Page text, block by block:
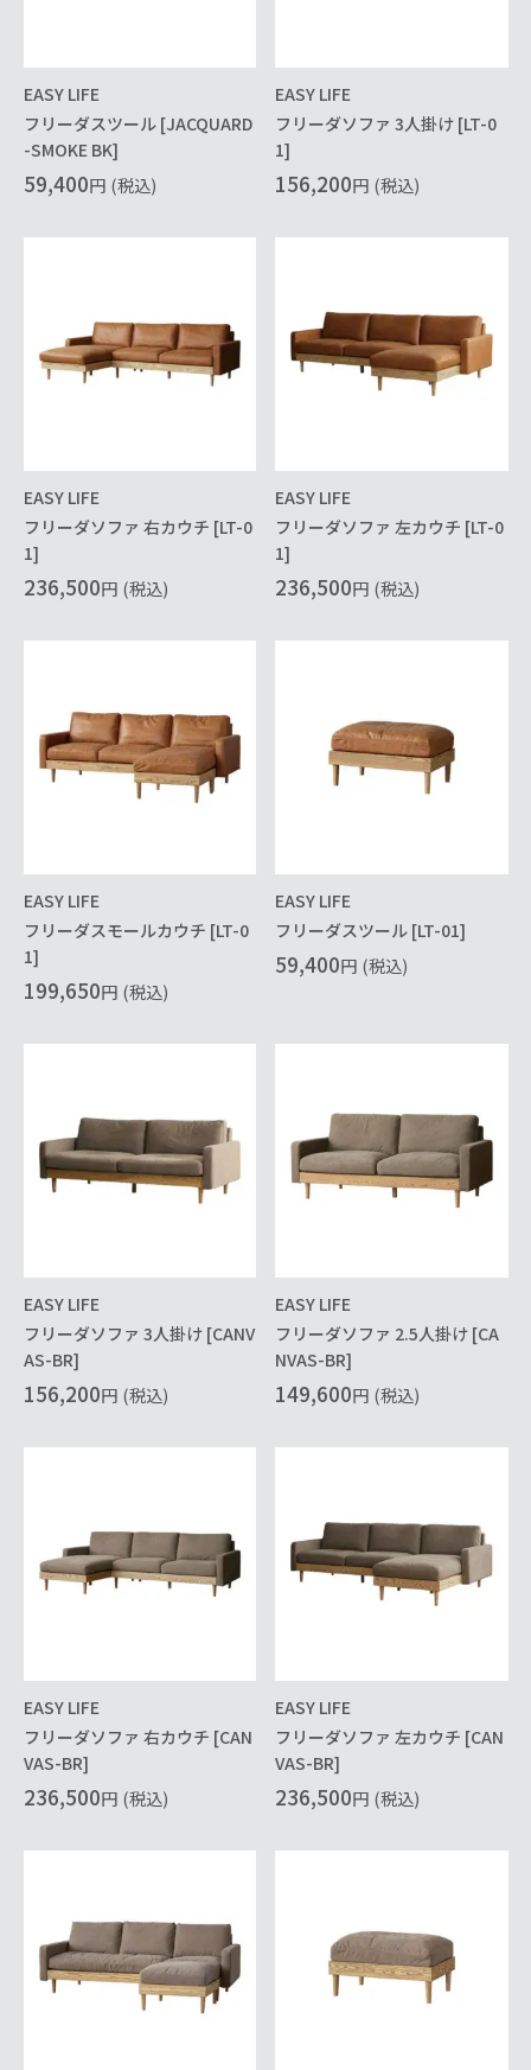
EASY LIFE
フリーダスツール [JACQUARD
-SMOKE BK]
59,400円 (税込)
EASY LIFE
フリーダソファ 3人掛け [LT-0
1]
156,200円 (税込)
EASY LIFE
フリーダソファ 右カウチ [LT-0
1]
236,500円 (税込)
EASY LIFE
フリーダソファ 左カウチ [LT-0
1]
236,500円 (税込)
EASY LIFE
フリーダスモールカウチ [LT-0
1]
199,650円 (税込)
EASY LIFE
フリーダスツール [LT-01]
59,400円 (税込)
EASY LIFE
フリーダソファ 3人掛け [CANV
AS-BR]
156,200円 (税込)
EASY LIFE
フリーダソファ 2.5人掛け [CA
NVAS-BR]
149,600円 (税込)
EASY LIFE
フリーダソファ 右カウチ [CAN
VAS-BR]
236,500円 (税込)
EASY LIFE
フリーダソファ 左カウチ [CAN
VAS-BR]
236,500円 (税込)